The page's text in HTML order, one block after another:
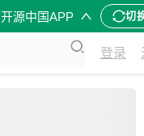
开源中国APP 切
登录